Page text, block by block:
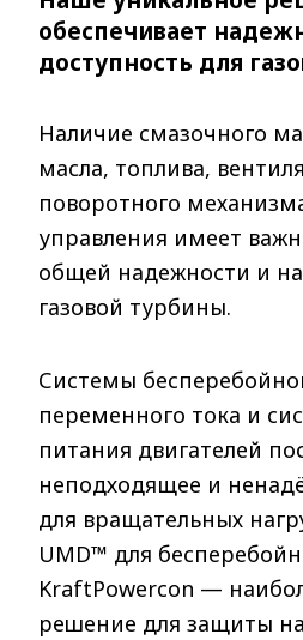
обеспечивает
доступность для
Наличие смазочного
масла, топлива,
поворотного
управления имеет
общей надежности и
газовой турбины.
Системы
переменного тока и
питания двигателей
неподходящее и
для вращательных
UMD™ для
KraftPowercon —
решение для защиты